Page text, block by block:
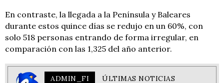
En contraste, la llegada a la Península y Baleares
durante estos quince días se redujo en un 60%, con
solo 518 personas entrando de forma irregular, en
comparación con las 1,325 del año anterior.
ADMIN_FI ÚLTIMAS NOTICIAS